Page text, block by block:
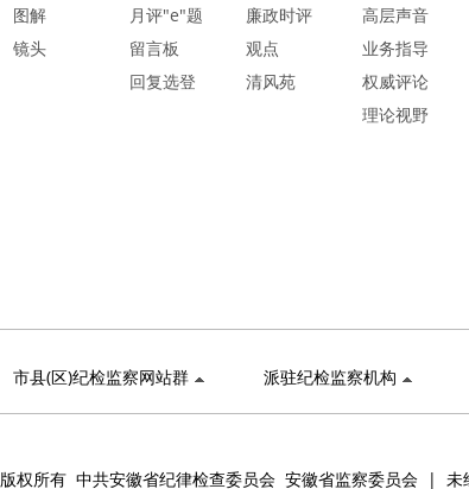
图解
镜头
月评"e"题
留言板
回复选登
廉政时评
观点
清风苑
高层声音
业务指导
权威评论
理论视野
市县(区)纪检监察网站群 派驻纪检监察机构
版权所有 中共安徽省纪律检查委员会 安徽省监察委员会 | 未